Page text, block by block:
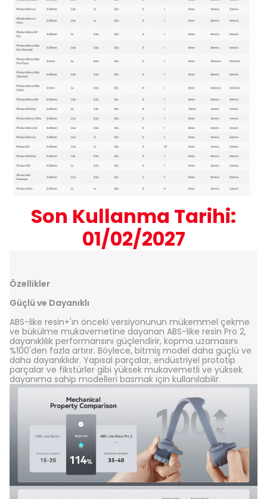
Son Kullanma Tarihi:
01/02/2027
Özellikler
Güçlü ve Dayanıklı
ABS-like resin+'ın önceki versiyonunun mükemmel çekme
ve bükülme mukavemetine dayanan ABS-like resin Pro 2,
dayanıklılık performansını güçlendirir, kopma uzamasını
%100'den fazla artırır. Böylece, bitmiş model daha güçlü ve
daha dayanıklıdır. Yapısal parçalar, endüstriyel prototip
parçalar ve fikstürler gibi yüksek mukavemetli ve yüksek
dayanıma sahip modelleri basmak için kullanılabilir.